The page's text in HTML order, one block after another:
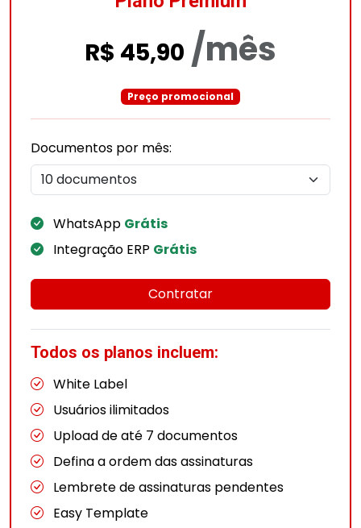
R$ 45,90 /mês
Preço promocional
Documentos por mês:
WhatsApp Grátis
Integração ERP Grátis
Contratar
Todos os planos incluem:
White Label
Usuários ilimitados
Upload de até 7 documentos
Defina a ordem das assinaturas
Lembrete de assinaturas pendentes
Easy Template